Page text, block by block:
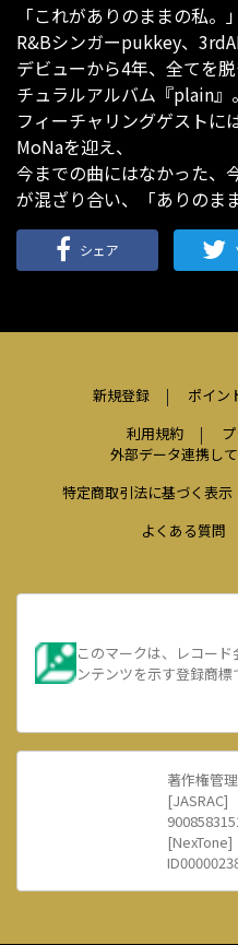
「これがありのままの私。」
R&Bシンガーpukkey、
デビューから4年、全てを
チュラルアルバム『plain』。
フィーチャリングゲストに
MoNaを迎え、
今までの曲にはなかった、
が混ざり合い、「ありのま
シェア
新規登録 ポイン
利用規約
外部データ連携し
特定商取引法に基づく表示
よくある質問
このマークは、レコー
ンテンツを示す登録商標
著作権管
[JASRAC]
[NexTone]